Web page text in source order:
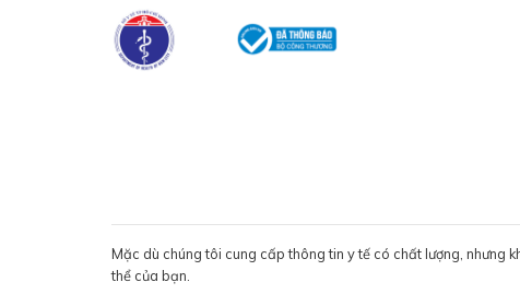
Mặc dù chúng tôi cung cấp thông tin y tế có chất lượng, nhưng
thể của bạn.